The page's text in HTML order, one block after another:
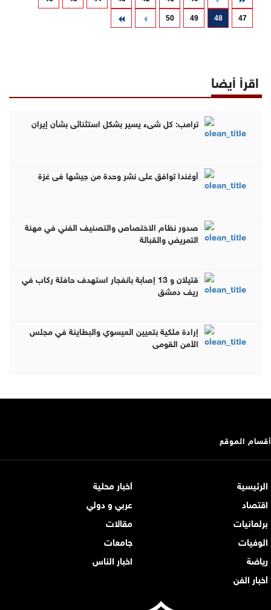
47
48
49
50
اقرأ أيضا
ترامب: كل شيء يسير بشكل استثنائي بشأن إيران
أوغندا توافق على نشر وحدة من جيشها في غزة
صدور نظام الاختصاص والتصنيف الفني في مهنة
التمريض والقبالة
قتيلان و 13 إصابة بانفجار استهدف حافلة ركاب في
ريف دمشق
إرادة ملكية بتعيين العيسوي والبطاينة في مجلس
الأمن القومي
أقسام الموقع
الرئيسية
أخبار محلية
اقتصاد
عربي و دولي
برلمانيات
مقالات
الوفيات
جامعات
رياضة
اخبار الناس
أخبار الفن